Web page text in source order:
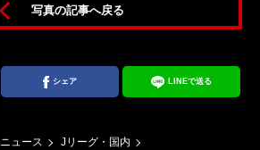
写真の記事へ戻る
シェア LINEで送る
ニュース
Jリーグ・国内